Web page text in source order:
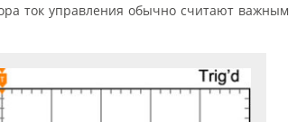
ток управления обычно считают важным